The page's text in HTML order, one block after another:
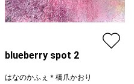
blueberry spot 2
はなのかふぇ＊橋爪かおり